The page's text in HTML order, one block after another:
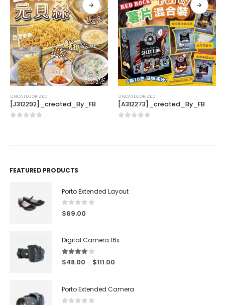
UNCATEGORIZED
[J312292]_created_By_FB
UNCATEGORIZED
[A312273]_created_By_FB
FEATURED PRODUCTS
Porto Extended Layout
0 out of 5
$69.00
Digital Camera 16x
4.00out of 5
$48.00 – $111.00
Porto Extended Camera